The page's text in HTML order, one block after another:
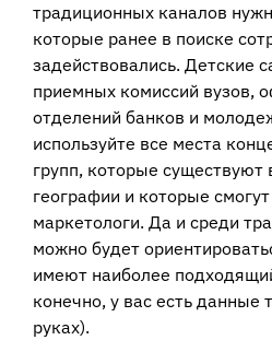
традиционных каналов
которые ранее в поиске
задействовались. Детские
приемных комиссий вузов,
отделений банков и
используйте все места
групп, которые существуют
географии и которые
маркетологи. Да и среди
можно будет
имеют наиболее
конечно, у вас есть данные
руках).